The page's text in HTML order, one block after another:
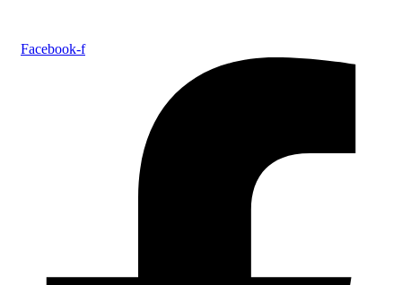
Facebook-f